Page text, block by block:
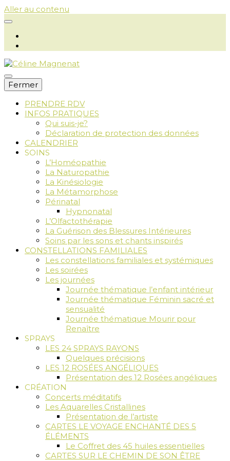
Aller au contenu
Céline
Magnenat
Fermer
PRENDRE RDV
INFOS PRATIQUES
Qui suis-je?
Déclaration de protection des données
CALENDRIER
SOINS
L’Homéopathie
La Naturopathie
La Kinésiologie
La Métamorphose
Périnatal
Hypnonatal
L’Olfactothérapie
La Guérison des Blessures Intérieures
Soins par les sons et chants inspirés
CONSTELLATIONS FAMILIALES
Les constellations familiales et systémiques
Les soirées
Les journées
Journée thématique l’enfant intérieur
Journée thématique Féminin sacré et
sensualité
Journée thématique Mourir pour
Renaître
SPRAYS
LES 24 SPRAYS RAYONS
Quelques précisions
LES 12 ROSÉES ANGÉLIQUES
Présentation des 12 Rosées angéliques
CRÉATION
Concerts méditatifs
Les Aquarelles Cristallines
Présentation de l’artiste
CARTES LE VOYAGE ENCHANTÉ DES 5
ÉLÉMENTS
Le Coffret des 45 huiles essentielles
CARTES SUR LE CHEMIN DE SON ÊTRE